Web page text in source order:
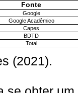
Fonte
Google
Google Acadêmico
Capes
BDTD
Total
(2021).